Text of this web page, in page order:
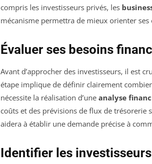
compris les investisseurs privés, les
mécanisme permettra de mieux orienter
Évaluer ses besoins
Avant d’approcher des investisseurs, il est
étape implique de définir clairement
nécessite la réalisation d’une analyse
coûts et des prévisions de flux de trésorerie
aidera à établir une demande précise à
Identifier les